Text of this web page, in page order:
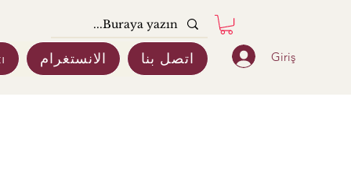
الانستغرام اتصل بنا Giriş